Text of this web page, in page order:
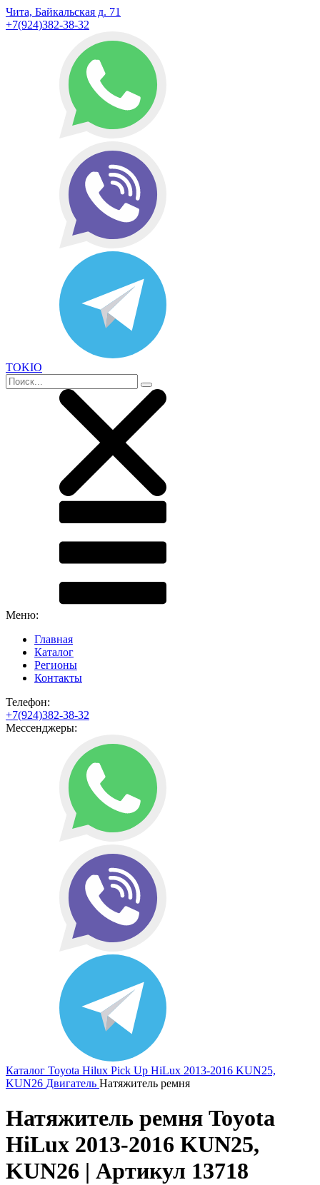
Чита, Байкальская д. 71
+7(924)382-38-32
TOKIO
Меню:
Главная
Каталог
Регионы
Контакты
Телефон:
+7(924)382-38-32
Мессенджеры:
Каталог Toyota Hilux Pick Up HiLux 2013-2016 KUN25,
KUN26 Двигатель Натяжитель ремня
Натяжитель ремня Toyota
HiLux 2013-2016 KUN25,
KUN26 | Артикул 13718